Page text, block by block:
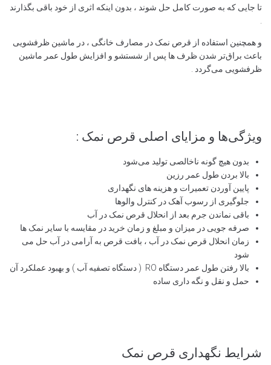
تا جایی که به صورت کامل حل شوند ، بدون اینکه اثری از خود باقی بگذارند
.
و همچنین استفاده از قرص نمک در مصارف خانگی ، در ماشین ظرفشویی
باعث براق‌تر شدن ظرف‌ ها پس از شستشو و افزایش طول عمر ماشین
ظرفشویی می‌گردد .
ویژگی‌ها و مزایای اصلی قرص نمک :
بدون هیچ گونه ناخالصی تولید می‌شود
بالا بردن طول عمر رزین
پایین آوردن تعمیرات و هزینه های نگهداری
جلوگیری از رسوب آهک در کنترل والوها
باقی نماندن جرم بعد از انحلال قرص نمک در آب
صرفه جویی در میزان و مبلغ و زمان خرید در مقایسه با سایر نمک ها
زمان انحلال قرص نمک در آب ، بافت قرص به آرامی در آب حل می
شود
بالا رفتن طول عمر دستگاه RO ( دستگاه تصفیه آب ) و بهبود عملکرد آن
حمل و نقل و نگه داری ساده
شرایط نگهداری قرص نمک